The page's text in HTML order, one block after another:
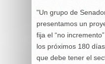
"Un grupo de
presentamos un
fija el “no
los próximos 180
que debe tener el